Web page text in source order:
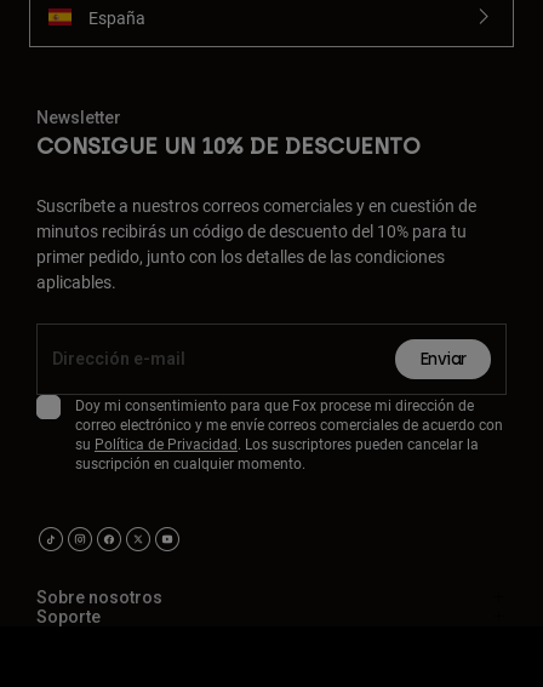
España
Newsletter
CONSIGUE UN 10% DE DESCUENTO
Suscríbete a nuestros correos comerciales y en cuestión de
minutos recibirás un código de descuento del 10% para tu
primer pedido, junto con los detalles de las condiciones
aplicables.
Enviar
Doy mi consentimiento para que Fox procese mi dirección de
correo electrónico y me envíe correos comerciales de acuerdo con
su Política de Privacidad. Los suscriptores pueden cancelar la
suscripción en cualquier momento.
Sobre nosotros
Soporte